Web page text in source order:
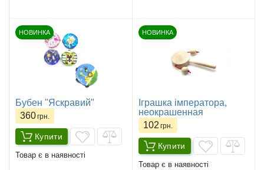
НОВИНКА
Бубен "Яскравий"
360грн.
Купити
Товар є в наявності
НОВИНКА
Іграшка імператора,
неокрашенная
102 грн.
Купити
Товар є в наявності